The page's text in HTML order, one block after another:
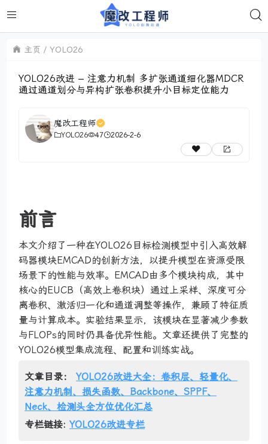
主页 YOLO26
YOLO26改进 – 注意力机制 多扩张通道细化器MDCR
通过通道划分与异构扩张卷积提升小目标定位能力
魔改工程师
YOLO26 47 2026-2-6
前言
本文介绍了一种在YOLO26目标检测模型中引入高效解
码器模块EMCAD的创新方法，以提升模型在资源受限
场景下的性能与效率。EMCAD由多个模块构成，其中
核心的EUCB（高效上卷积块）通过上采样、深度可分
离卷积、激活归一化和通道调整等操作，兼顾了特征质
量与计算成本。实验结果显示，该模块在显著减少参数
与FLOPs的同时仍具备优异性能。文章还提供了完整的
YOLO26模型集成流程、配置和训练实战。
文章目录： YOLO26改进大全：卷积层、轻量化、
注意力机制、损失函数、Backbone、SPPF、
Neck、检测头全方位优化汇总
专栏链接: YOLO26改进专栏